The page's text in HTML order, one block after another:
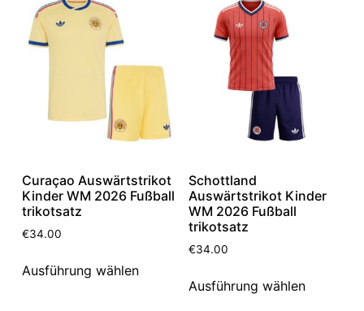
Curaçao Auswärtstrikot
Kinder WM 2026 Fußball
trikotsatz
€34.00
Ausführung wählen
Schottland
Auswärtstrikot Kinder
WM 2026 Fußball
trikotsatz
€34.00
Ausführung wählen